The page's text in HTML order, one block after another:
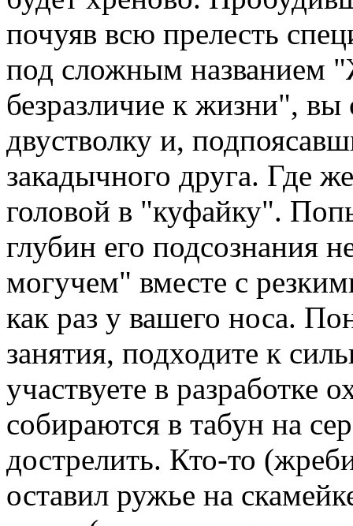
почуяв всю прелесть
под сложным названием
безразличие к жизни",
двустволку и,
закадычного друга. Где
головой в "куфайку".
глубин его подсознания
могучем" вместе с
как раз у вашего носа.
занятия, подходите к
участвуете в разработке
собираются в табун на
дострелить. Кто-то
оставил ружье на